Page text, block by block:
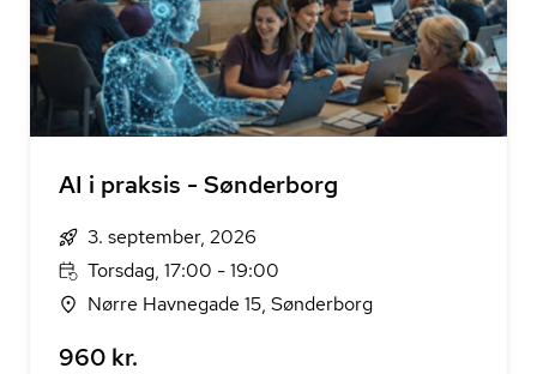
AI i praksis - Sønderborg
3. september, 2026
Torsdag, 17:00 - 19:00
Nørre Havnegade 15, Sønderborg
960 kr.